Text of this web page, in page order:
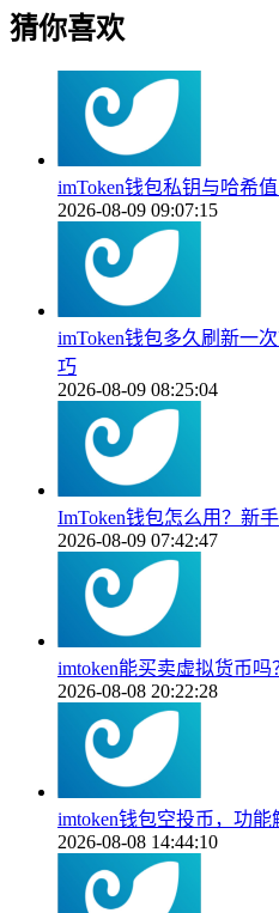
猜你喜欢
imToken钱包私钥与哈希
2026-08-09 09:07:15
imToken钱包多久刷新一
巧
2026-08-09 08:25:04
ImToken钱包怎么用？新
2026-08-09 07:42:47
imtoken能买卖虚拟货币
2026-08-08 20:22:28
imtoken钱包空投币，功
2026-08-08 14:44:10